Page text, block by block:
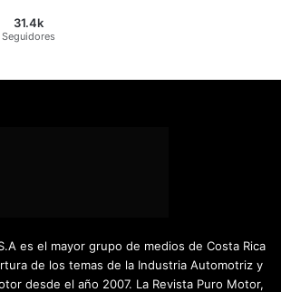
31.4k
Seguidores
es el mayor grupo de medios de Costa Rica
de los temas de la Industria Automotriz y
desde el año 2007. La Revista Puro Motor,